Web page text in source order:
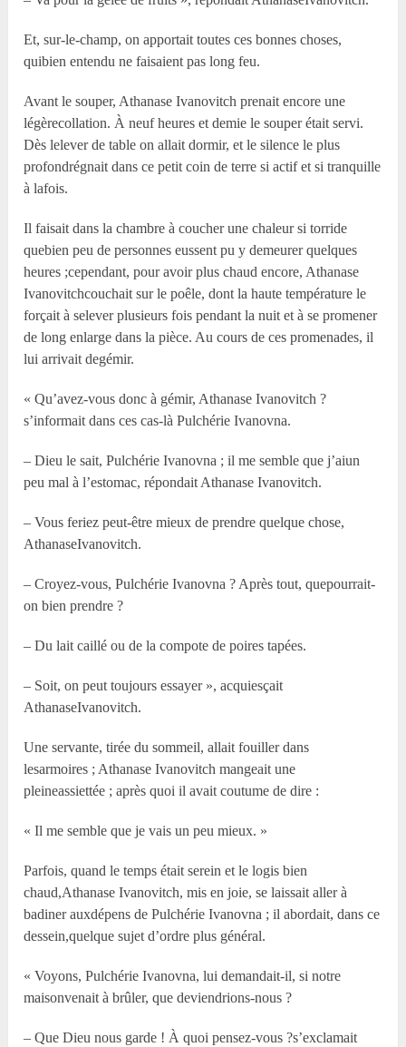
Et, sur-le-champ, on apportait toutes ces bonnes choses,
quibien entendu ne faisaient pas long feu.
Avant le souper, Athanase Ivanovitch prenait encore une
légèrecollation. À neuf heures et demie le souper était servi.
Dès lelever de table on allait dormir, et le silence le plus
profondrégnait dans ce petit coin de terre si actif et si tranquille
à lafois.
Il faisait dans la chambre à coucher une chaleur si torride
quebien peu de personnes eussent pu y demeurer quelques
heures ;cependant, pour avoir plus chaud encore, Athanase
Ivanovitchcouchait sur le poêle, dont la haute température le
forçait à selever plusieurs fois pendant la nuit et à se promener
de long enlarge dans la pièce. Au cours de ces promenades, il
lui arrivait degémir.
« Qu’avez-vous donc à gémir, Athanase Ivanovitch ?
s’informait dans ces cas-là Pulchérie Ivanovna.
– Dieu le sait, Pulchérie Ivanovna ; il me semble que j’aiun
peu mal à l’estomac, répondait Athanase Ivanovitch.
– Vous feriez peut-être mieux de prendre quelque chose,
AthanaseIvanovitch.
– Croyez-vous, Pulchérie Ivanovna ? Après tout, quepourrait-
on bien prendre ?
– Du lait caillé ou de la compote de poires tapées.
– Soit, on peut toujours essayer », acquiesçait
AthanaseIvanovitch.
Une servante, tirée du sommeil, allait fouiller dans
lesarmoires ; Athanase Ivanovitch mangeait une
pleineassiettée ; après quoi il avait coutume de dire :
« Il me semble que je vais un peu mieux. »
Parfois, quand le temps était serein et le logis bien
chaud,Athanase Ivanovitch, mis en joie, se laissait aller à
badiner auxdépens de Pulchérie Ivanovna ; il abordait, dans ce
dessein,quelque sujet d’ordre plus général.
« Voyons, Pulchérie Ivanovna, lui demandait-il, si notre
maisonvenait à brûler, que deviendrions-nous ?
– Que Dieu nous garde ! À quoi pensez-vous ?s’exclamait